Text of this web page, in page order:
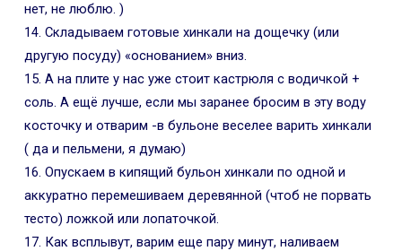
нет, не люблю. )
14. Складываем готовые хинкали на дощечку (или
другую посуду) «основанием» вниз.
15. А на плите у нас уже стоит кастрюля с водичкой +
соль. А ещё лучше, если мы заранее бросим в эту воду
косточку и отварим -в бульоне веселее варить хинкали
( да и пельмени, я думаю)
16. Опускаем в кипящий бульон хинкали по одной и
аккуратно перемешиваем деревянной (чтоб не порвать
тесто) ложкой или лопаточкой.
17. Как всплывут, варим еще пару минут, наливаем